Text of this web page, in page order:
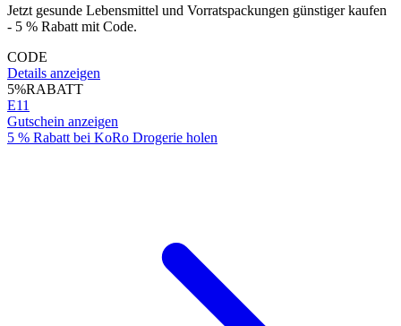
Jetzt gesunde Lebensmittel und Vorratspackungen günstiger kaufen
- 5 % Rabatt mit Code.
CODE
Details anzeigen
5%RABATT
E11
Gutschein anzeigen
5 % Rabatt bei KoRo Drogerie holen